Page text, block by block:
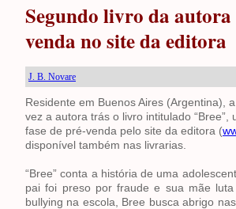
Segundo livro da autora
venda no site da editora
J. B. Novare
Residente em Buenos Aires (Argentina),
vez a autora trás o livro intitulado
fase de pré-venda pelo site da editora (
disponível também nas livrarias.
“Bree” conta a história de uma
pai foi preso por fraude e sua mãe
bullying na escola, Bree busca abrigo